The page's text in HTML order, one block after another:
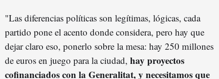
"Las diferencias políticas son legítimas, lógicas, cada
partido pone el acento donde considera, pero hay que
dejar claro eso, ponerlo sobre la mesa: hay 250 millones
de euros en juego para la ciudad, hay proyectos
cofinanciados con la Generalitat, y necesitamos que